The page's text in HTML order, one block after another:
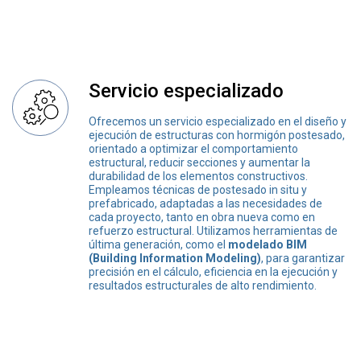
Servicio especializado
Ofrecemos un servicio especializado en el diseño y
ejecución de estructuras con hormigón postesado,
orientado a optimizar el comportamiento
estructural, reducir secciones y aumentar la
durabilidad de los elementos constructivos.
Empleamos técnicas de postesado in situ y
prefabricado, adaptadas a las necesidades de
cada proyecto, tanto en obra nueva como en
refuerzo estructural. Utilizamos herramientas de
última generación, como el modelado BIM
(Building Information Modeling), para garantizar
precisión en el cálculo, eficiencia en la ejecución y
resultados estructurales de alto rendimiento.